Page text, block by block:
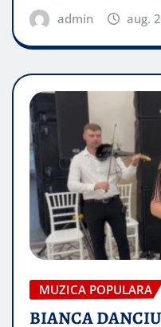
admin aug.
MUZICA POPULARA
BIANCA DANCIU